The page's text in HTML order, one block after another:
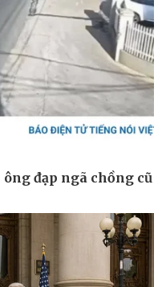
Tư vấn